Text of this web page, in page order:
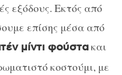
εξόδους. Εκτός από
επίσης μέσα από
μίντι φούστακαι
κοστούμι, με